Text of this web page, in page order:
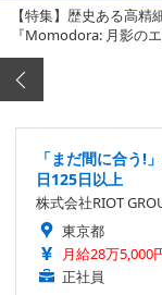
【特集】歴史ある高
『Momodora: 月影の
「まだ間に合う!
日125日以上
株式会社RIOT
東京都
月給28万5,000
正社員